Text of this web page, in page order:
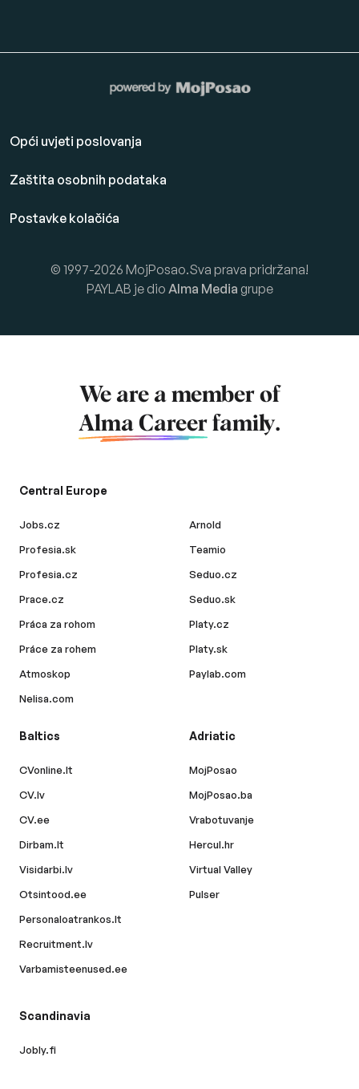
Opći uvjeti poslovanja
Zaštita osobnih podataka
Postavke kolačića
© 1997-2026 MojPosao.Sva prava pridržana!
PAYLAB je dio Alma Media grupe
We are a member of
Alma Career family.
Central Europe
Jobs.cz
Profesia.sk
Profesia.cz
Prace.cz
Práca za rohom
Práce za rohem
Atmoskop
Nelisa.com
Arnold
Teamio
Seduo.cz
Seduo.sk
Platy.cz
Platy.sk
Paylab.com
Baltics
CVonline.lt
CV.lv
CV.ee
Dirbam.lt
Visidarbi.lv
Otsintood.ee
Personaloatrankos.lt
Recruitment.lv
Varbamisteenused.ee
Adriatic
MojPosao
MojPosao.ba
Vrabotuvanje
Hercul.hr
Virtual Valley
Pulser
Scandinavia
Jobly.fi